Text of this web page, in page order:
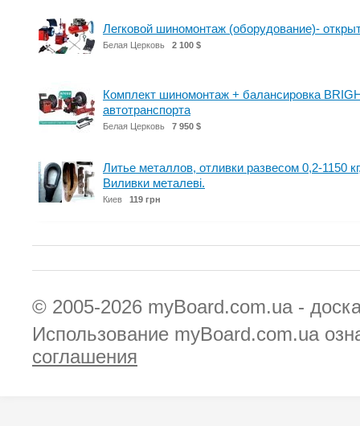
Легковой шиномонтаж (оборудование)-
Белая Церковь 2 100 $
Комплект шиномонтаж + балансировка
автотранспорта
Белая Церковь 7 950 $
Литье металлов, отливки развесом 0,2-1150
Виливки металеві.
Киев 119 грн
© 2005-2026 myBoard.com.ua -
Использование myBoard.com.ua
соглашения